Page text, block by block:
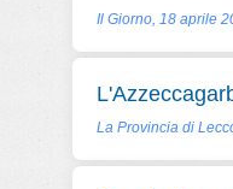
Il Giorno, 18 aprile
La Provincia di